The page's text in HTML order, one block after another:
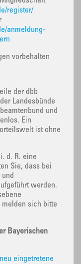
register/
anmeldung-
vorbehalten
der dbb
Landesbünde
und
Ein
ist ohne
d. R. eine
Sie, dass bei
und
werden.
sich bitte
Bayerischen
eingetretene